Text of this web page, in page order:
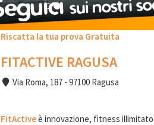
Riscatta la tua prova Gratuita
FITACTIVE RAGUSA
Via Roma, 187 - 97100 Ragusa
FitActiveè innovazione, fitness